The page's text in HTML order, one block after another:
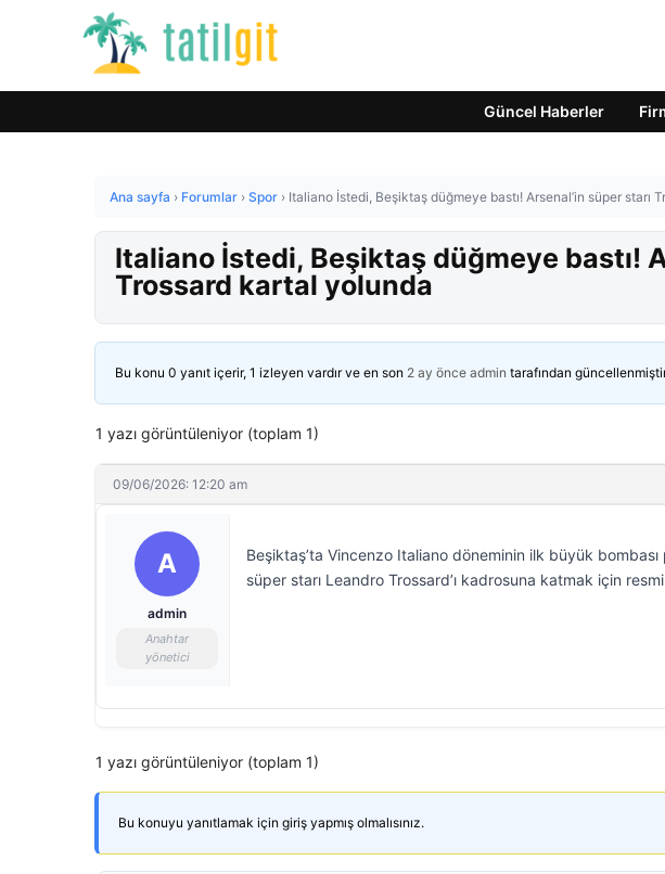
Güncel Haberler
Ana sayfa › Forumlar › Spor › Italiano İstedi, Beşiktaş düğmeye bastı! Arsenal’in süper starı
Italiano İstedi, Beşiktaş düğmeye bastı!
Trossard kartal yolunda
Bu konu 0 yanıt içerir, 1 izleyen vardır ve en son 2 ay önce admin tarafından
1 yazı görüntüleniyor (toplam 1)
09/06/2026: 12:20 am
A
admin
Anahtar
yönetici
Beşiktaş’ta Vincenzo Italiano döneminin ilk büyük bombası
süper starı Leandro Trossard’ı kadrosuna katmak için
1 yazı görüntüleniyor (toplam 1)
Bu konuyu yanıtlamak için giriş yapmış olmalısınız.